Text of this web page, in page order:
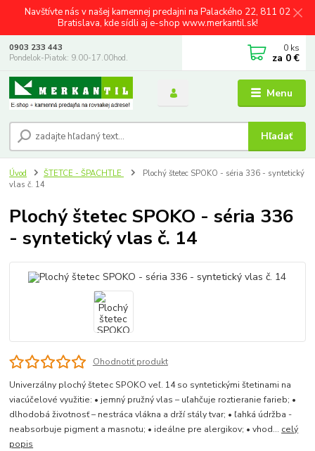
Navštívte nás v našej kamennej predajni na Palackého 22, 811 02
Bratislava, kde sídli aj e-shop www.merkantil.sk!
Menu
Hľadať
0903 233 443
Pondelok-Piatok: 9.00-17.00hod.
0 ks
za 0 €
Úvod ŠTETCE - ŠPACHTLE
Plochý štetec SPOKO - séria 336 - syntetický
vlas č. 14
Plochý štetec SPOKO - séria 336
- syntetický vlas č. 14
Ohodnotiť produkt
Univerzálny plochý štetec SPOKO veľ. 14 so syntetickými štetinami na
viacúčelové využitie: • jemný pružný vlas – uľahčuje roztieranie farieb; •
dlhodobá životnosť – nestráca vlákna a drží stály tvar; • ľahká údržba -
neabsorbuje pigment a masnotu; • ideálne pre alergikov; • vhod... celý
popis